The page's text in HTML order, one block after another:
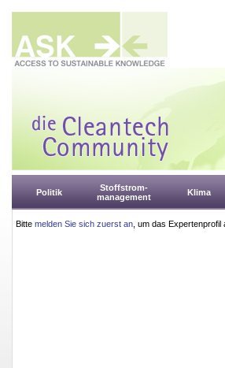
Politik
Stoffstrom-
management
Klima
Bitte melden Sie sich zuerst an , um das Expertenprofil